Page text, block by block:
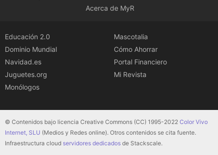
Acerca de MyR
Educación 2.0
Dominio Mundial
Navidad.es
Juguetes.org
Monólogos
Mascotalia
Cómo Ahorrar
Portal Financiero
Mi Revista
© Contenidos bajo licencia Creative Commons (CC) 1995-2022 Color Vivo
Internet, SLU (Medios y Redes online). Otros contenidos se cita fuente.
Infraestructura cloud servidores dedicados de Stackscale.